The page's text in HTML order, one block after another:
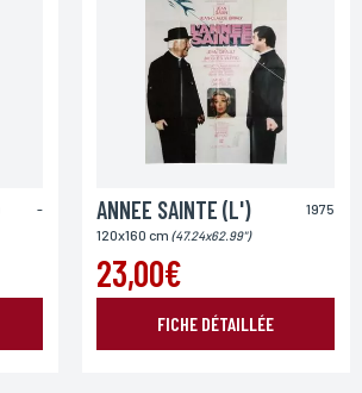
Code postal
Pays
- 1975
ANNEE SAINTE (L')
120x160 cm (47.24x62.99")
23,00€
FICHE DÉTAILLÉE